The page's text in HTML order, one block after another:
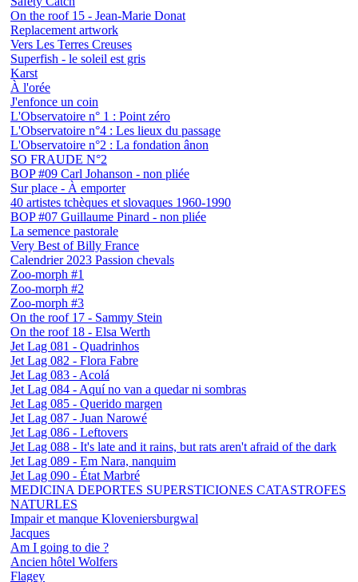
On the roof 15 - Jean-Marie Donat
Replacement artwork
Vers Les Terres Creuses
Superfish - le soleil est gris
Karst
À l'orée
J'enfonce un coin
L'Observatoire n° 1 : Point zéro
L'Observatoire n°4 : Les lieux du passage
L'Observatoire n°2 : La fondation ânon
SO FRAUDE N°2
BOP #09 Carl Johanson - non pliée
Sur place - À emporter
40 artistes tchèques et slovaques 1960-1990
BOP #07 Guillaume Pinard - non pliée
La semence pastorale
Very Best of Billy France
Calendrier 2023 Passion chevals
Zoo-morph #1
Zoo-morph #2
Zoo-morph #3
On the roof 17 - Sammy Stein
On the roof 18 - Elsa Werth
Jet Lag 081 - Quadrinhos
Jet Lag 082 - Flora Fabre
Jet Lag 083 - Acolá
Jet Lag 084 - Aquí no van a quedar ni sombras
Jet Lag 085 - Querido margen
Jet Lag 087 - Juan Narowé
Jet Lag 086 - Leftovers
Jet Lag 088 - It's late and it rains, but rats aren't afraid of the dark
Jet Lag 089 - Em Nara, nanquim
Jet Lag 090 - État Marbré
MEDICINA DEPORTES SUPERSTICIONES CATASTROFES
NATURLES
Impair et manque Kloveniersburgwal
Jacques
Am I going to die ?
Ancien hôtel Wolfers
Flagey